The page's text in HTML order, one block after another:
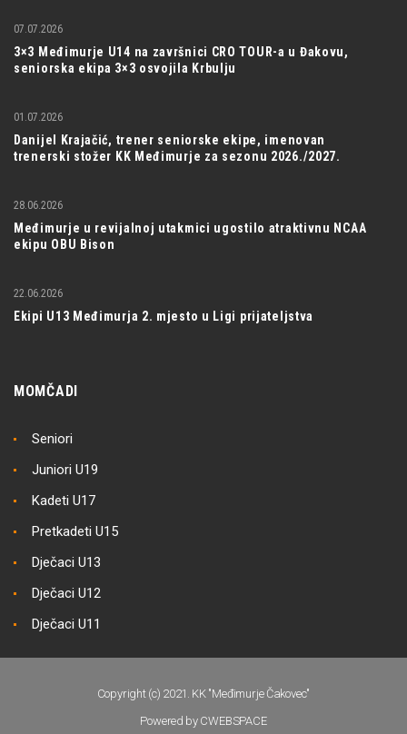
3×3 Međimurje U14 na završnici CRO TOUR-a u Đakovu,
seniorska ekipa 3×3 osvojila Krbulju
07.07.2026
Danijel Krajačić, trener seniorske ekipe, imenovan
trenerski stožer KK Međimurje za sezonu 2026./2027.
01.07.2026
Međimurje u revijalnoj utakmici ugostilo atraktivnu NCAA
ekipu OBU Bison
28.06.2026
Ekipi U13 Međimurja 2. mjesto u Ligi prijateljstva
22.06.2026
MOMČADI
Seniori
Juniori U19
Kadeti U17
Pretkadeti U15
Dječaci U13
Dječaci U12
Dječaci U11
Copyright (c) 2021. KK "Međimurje Čakovec"
Powered by CWEBSPACE